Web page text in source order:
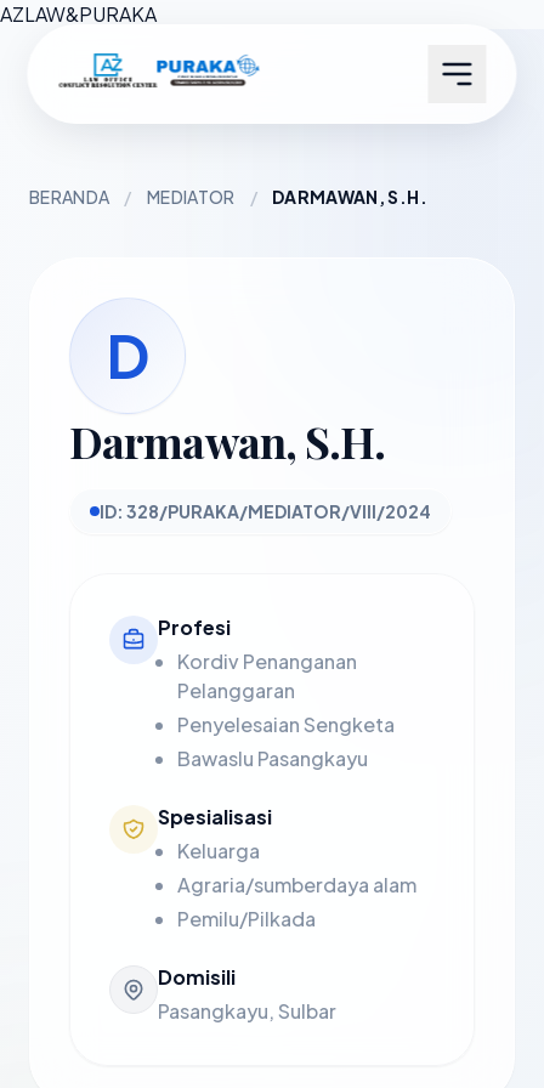
AZLAW&PURAKA
BERANDA / MEDIATOR / DARMAWAN, S.H.
D
Darmawan, S.H.
ID: 328/PURAKA/MEDIATOR/VIII/2024
Profesi
Kordiv Penanganan
Pelanggaran
Penyelesaian Sengketa
Bawaslu Pasangkayu
Spesialisasi
Keluarga
Agraria/sumberdaya alam
Pemilu/Pilkada
Domisili
Pasangkayu, Sulbar